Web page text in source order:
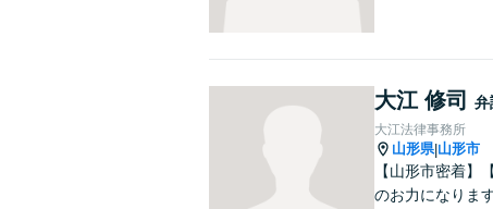
大江 修司 弁
大江法律事務所
山形県|山形市
【山形市密着
のお力になりま